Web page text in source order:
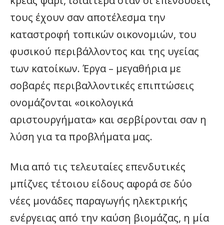
τους έχουν σαν αποτέλεσμα την
καταστροφή τοπικών οικονομιών, του
φυσικού περιβάλλοντος και της υγείας
των κατοίκων. Έργα – μεγαθήρια με
σοβαρές περιβαλλοντικές επιπτώσεις
ονομάζονται «οικολογικά
αριστουργήματα» και σερβίρονται σαν η
λύση για τα προβλήματα μας.
Μια από τις τελευταίες επενδυτικές
μπίζνες τέτοιου είδους αφορά σε δύο
νέες μονάδες παραγωγής ηλεκτρικής
ενέργειας από την καύση βιομάζας, η μία